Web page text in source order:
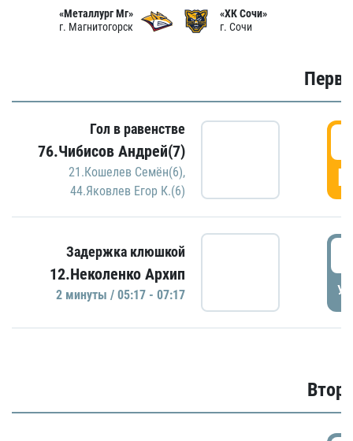
«Металлург Мг»
г. Магнитогорск
«ХК Сочи»
г. Сочи
Гол в равенстве
76.Чибисов Андрей(7)
21.Кошелев Семён(6),
44.Яковлев Егор К.(6)
Задержка клюшкой
12.Неколенко Архип
2 минуты / 05:17 - 07:17